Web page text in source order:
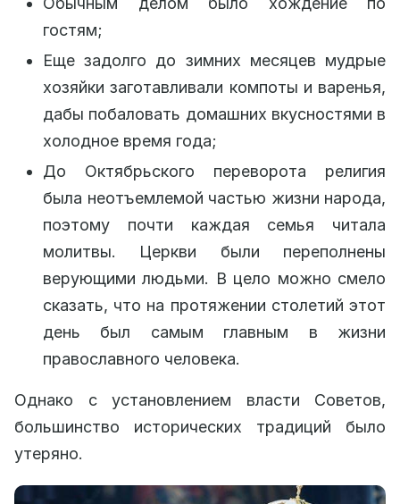
гостям;
Еще задолго до зимних месяцев мудрые
хозяйки заготавливали компоты и варенья,
дабы побаловать домашних вкусностями в
холодное время года;
До Октябрьского переворота религия
была неотъемлемой частью жизни народа,
поэтому почти каждая семья читала
молитвы. Церкви были переполнены
верующими людьми. В цело можно смело
сказать, что на протяжении столетий этот
день был самым главным в жизни
православного человека.
Однако с установлением власти Советов,
большинство исторических традиций было
утеряно.